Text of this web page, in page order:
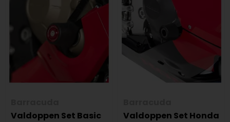
Valdoppen Set Basic
Valdoppen Set Honda